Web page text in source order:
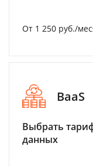
От 1 250 руб./
BaaS
Выбрать
данных